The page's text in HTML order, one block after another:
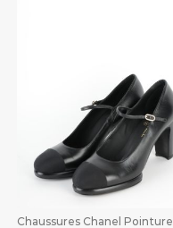
Chaussures Chanel Pointure